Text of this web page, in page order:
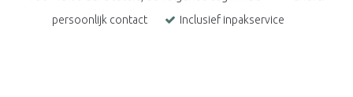
persoonlijk contact
Inclusief inpakservice